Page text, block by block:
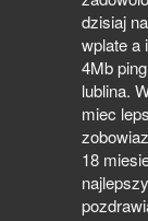
dzisiaj
wplate a
4Mb
lublina.
miec
18